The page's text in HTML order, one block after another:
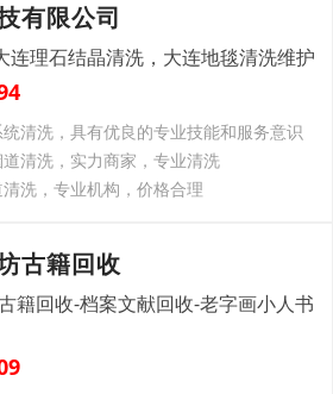
有限公司
连理石结晶清洗，大连地毯清洗维护
清洗，具有优良的专业技能和服务意识
清洗，实力商家，专业清洗
洗，专业机构，价格合理
古籍回收
籍回收-档案文献回收-老字画小人书